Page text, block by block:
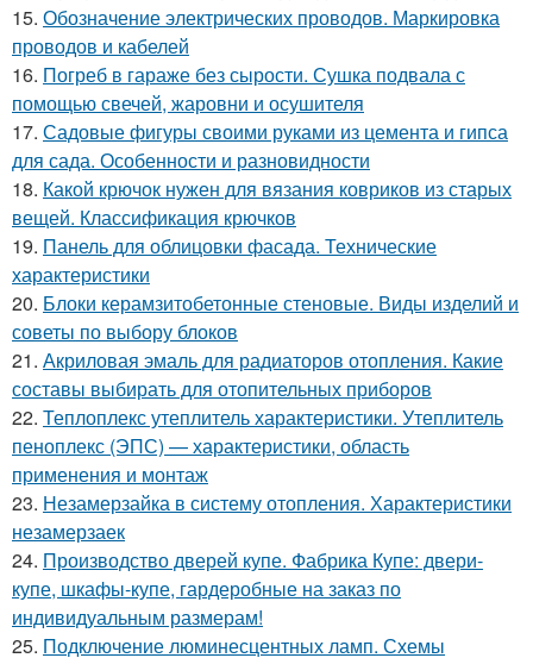
15. Обозначение электрических проводов. Маркировка
проводов и кабелей
16. Погреб в гараже без сырости. Сушка подвала с
помощью свечей, жаровни и осушителя
17. Садовые фигуры своими руками из цемента и гипса
для сада. Особенности и разновидности
18. Какой крючок нужен для вязания ковриков из старых
вещей. Классификация крючков
19. Панель для облицовки фасада. Технические
характеристики
20. Блоки керамзитобетонные стеновые. Виды изделий и
советы по выбору блоков
21. Акриловая эмаль для радиаторов отопления. Какие
составы выбирать для отопительных приборов
22. Теплоплекс утеплитель характеристики. Утеплитель
пеноплекс (ЭПС) — характеристики, область
применения и монтаж
23. Незамерзайка в систему отопления. Характеристики
незамерзаек
24. Производство дверей купе. Фабрика Купе: двери-
купе, шкафы-купе, гардеробные на заказ по
индивидуальным размерам!
25. Подключение люминесцентных ламп. Схемы